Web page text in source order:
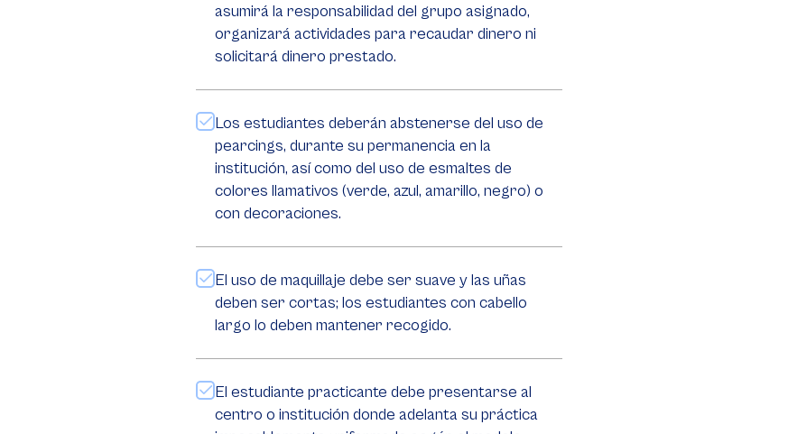
asumirá la responsabilidad del grupo asignado,
organizará actividades para recaudar dinero ni
solicitará dinero prestado.
Los estudiantes deberán abstenerse del uso de
pearcings, durante su permanencia en la
institución, así como del uso de esmaltes de
colores llamativos (verde, azul, amarillo, negro) o
con decoraciones.
El uso de maquillaje debe ser suave y las uñas
deben ser cortas; los estudiantes con cabello
largo lo deben mantener recogido.
El estudiante practicante debe presentarse al
centro o institución donde adelanta su práctica